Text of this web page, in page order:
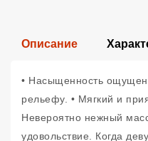
Описание
• Насыщенность
рельефу. • Мягкий и
Невероятно нежный
удовольствие. Когда